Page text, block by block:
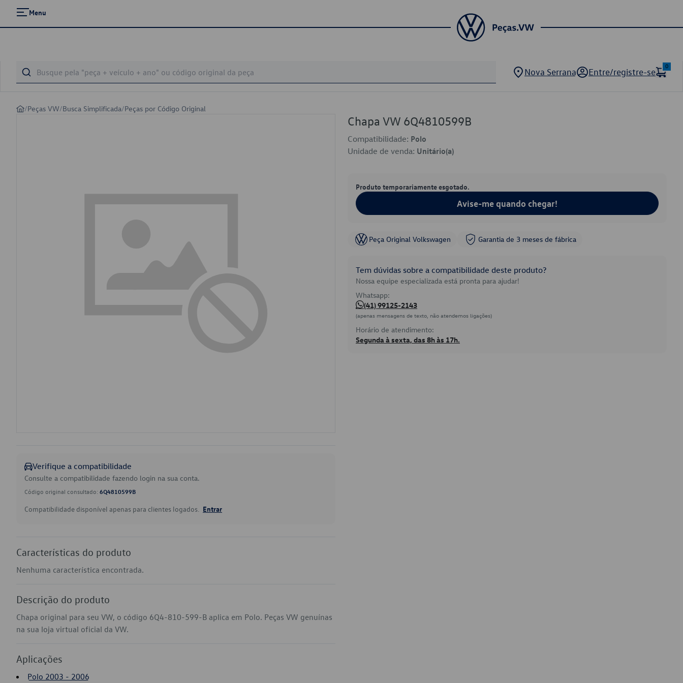
Menu
Nova Serrana Entre/registre-se
0
/Peças VW/Busca Simplificada/Peças por Código Original
Verifique a compatibilidade
Consulte a compatibilidade fazendo login na sua conta.
Código original consultado: 6Q4810599B
Compatibilidade disponível apenas para clientes logados. Entrar
Características do produto
Nenhuma característica encontrada.
Descrição do produto
Chapa original para seu VW, o código 6Q4-810-599-B aplica em Polo. Peças VW genuínas
na sua loja virtual oficial da VW.
Aplicações
Polo 2003 - 2006
Chapa VW 6Q4810599B
Compatibilidade: Polo
Unidade de venda: Unitário(a)
Produto temporariamente esgotado.
Avise-me quando chegar!
Peça Original Volkswagen Garantia de 3 meses de fábrica
Tem dúvidas sobre a compatibilidade deste produto?
Nossa equipe especializada está pronta para ajudar!
Whatsapp:
(41) 99125-2143
(apenas mensagens de texto, não atendemos ligações)
Horário de atendimento:
Segunda à sexta, das 8h às 17h.